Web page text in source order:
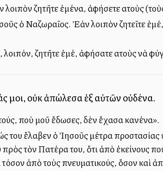
ζητῆτε ἐμένα, ἀφήσετε αὐτοὺς
ὁ Ναζωραῖος. Ἐὰν λοιπὸν ζητεῖτε ἐμέ,
ζητῆτε ἐμέ, ἀφήσατε αὐτοὺς νὰ
μοι, οὐκ ἀπώλεσα ἐξ αὐτῶν οὐδένα.
ποὺ μοῦ ἔδωσες, δὲν ἔχασα κανένα».
του ἔλαβεν ὁ Ἰησοῦς μέτρα
τὸν Πατέρα του, ὅτι ἀπὸ ἐκείνους
ἀπὸ τοὺς πνευματικούς, ὅσον καὶ